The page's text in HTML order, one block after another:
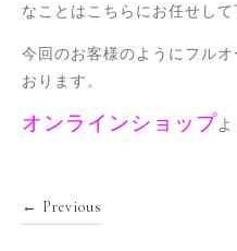
なことはこちらにお任せして
今回のお客様のようにフル
おります。
オンラインショップ
← Previous